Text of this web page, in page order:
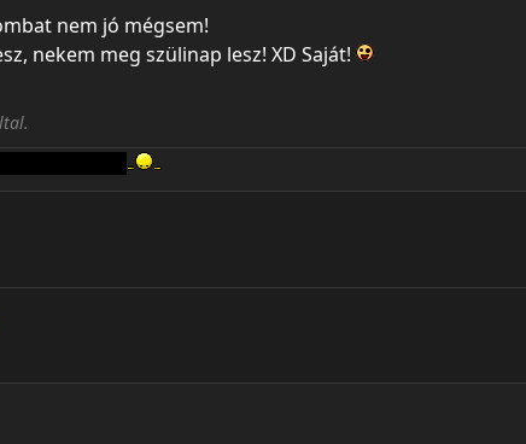
nem jó mégsem!
nekem meg szülinap lesz! XD Saját!